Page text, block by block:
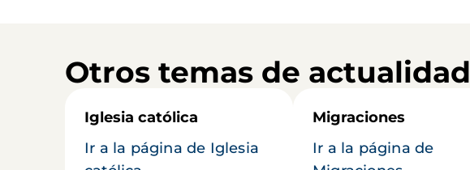
Otros temas de actualidad
Iglesia católica
Ir a la página de Iglesia
Migraciones
Ir a la página de